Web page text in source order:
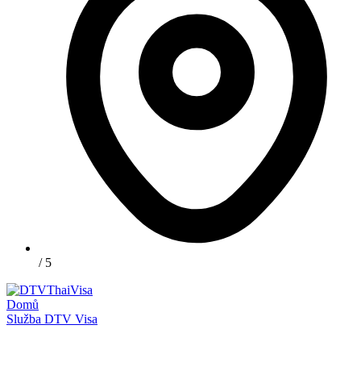
/ 5
Domů
Služba DTV Visa